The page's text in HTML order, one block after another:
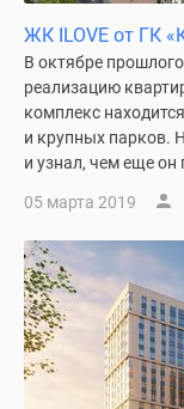
ЖК ILOVE от ГК
В октябре
реализацию
комплекс
и крупных парков.
и узнал, чем еще он
05 марта 2019